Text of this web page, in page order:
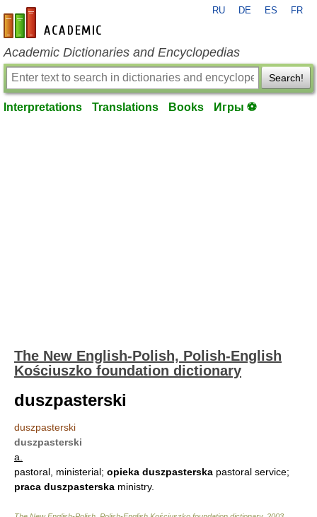
en-academic.com
RU DE ES FR
Academic Dictionaries and Encyclopedias
Search!
Interpretations Translations Books Игры ⚽
The New English-Polish, Polish-English
Kościuszko foundation dictionary
duszpasterski
duszpasterski
duszpasterski
a.
pastoral, ministerial; opieka duszpasterska pastoral service;
praca duszpasterska ministry.